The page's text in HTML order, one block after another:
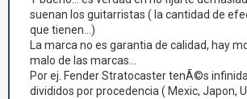
suenan los guitarristas ( la cantidad de
que tienen...)
La marca no es garantia de calidad, hay
malo de las marcas...
Por ej. Fender Stratocaster tenÃ©s
divididos por procedencia ( Mexic, Japon,